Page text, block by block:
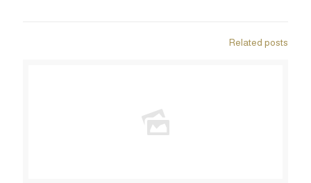
Related posts